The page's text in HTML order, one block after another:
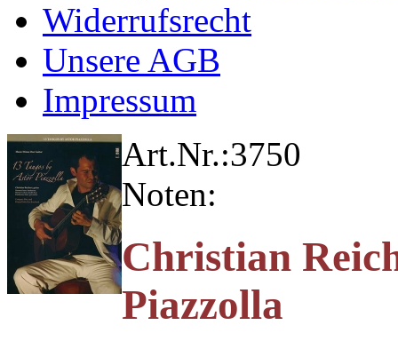
Widerrufsrecht
Unsere AGB
Impressum
Art.Nr.:3750
Noten:
Christian
Piazzolla